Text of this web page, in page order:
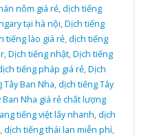
nôm giá rẻ,dịch tiếng
tại hà nội,Dịch tiếng
tiếng lào giá rẻ,dịch tiếng
,Dịch tiếng nhật,Dịch tiếng
tiếng pháp giá rẻ,Dịch
Tây Ban Nha,dịch tiếng Tây
Ban Nha giá rẻ chất lượng
tiếng việt lấy nhanh,dịch
,dịch tiếng thái lan miễn phí,